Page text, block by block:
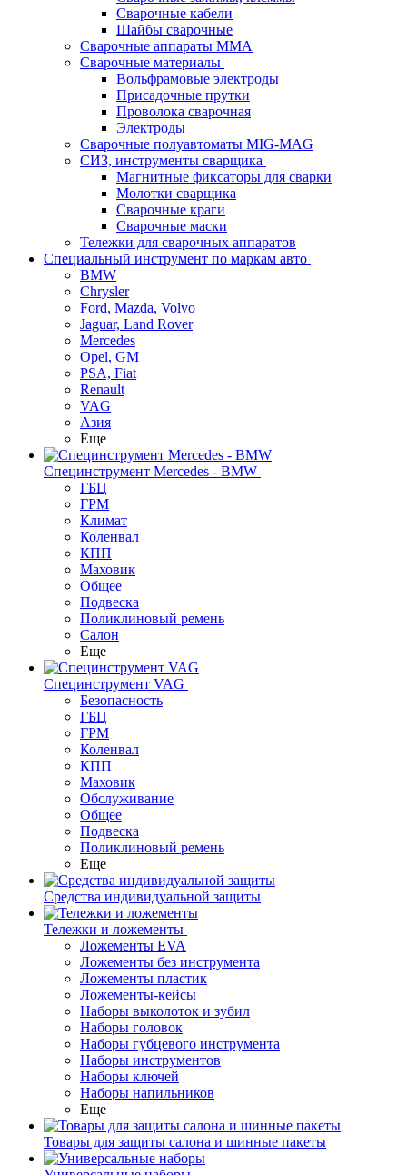
Сварочные кабели
Шайбы сварочные
Сварочные аппараты MMA
Сварочные материалы
Вольфрамовые электроды
Присадочные прутки
Проволока сварочная
Электроды
Сварочные полуавтоматы MIG-MAG
СИЗ, инструменты сварщика
Магнитные фиксаторы для сварки
Молотки сварщика
Сварочные краги
Сварочные маски
Тележки для сварочных аппаратов
Специальный инструмент по маркам авто
BMW
Chrysler
Ford, Mazda, Volvo
Jaguar, Land Rover
Mercedes
Opel, GM
PSA, Fiat
Renault
VAG
Азия
Еще
Специнструмент Mercedes - BMW
ГБЦ
ГРМ
Климат
Коленвал
КПП
Маховик
Общее
Подвеска
Поликлиновый ремень
Салон
Еще
Специнструмент VAG
Безопасность
ГБЦ
ГРМ
Коленвал
КПП
Маховик
Обслуживание
Общее
Подвеска
Поликлиновый ремень
Еще
Средства индивидуальной защиты
Тележки и ложементы
Ложементы EVA
Ложементы без инструмента
Ложементы пластик
Ложементы-кейсы
Наборы выколоток и зубил
Наборы головок
Наборы губцевого инструмента
Наборы инструментов
Наборы ключей
Наборы напильников
Еще
Товары для защиты салона и шинные пакеты